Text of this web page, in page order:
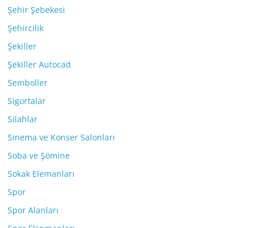
Şehir Şebekesi
Şehircilik
Şekiller
Şekiller Autocad
Semboller
Sigortalar
Silahlar
Sinema ve Konser Salonları
Soba ve Şömine
Sokak Elemanları
Spor
Spor Alanları